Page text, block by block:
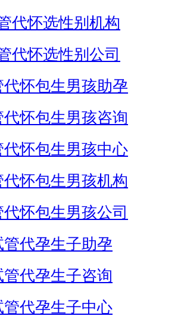
代怀选性别机构
代怀选性别公司
代怀包生男孩助孕
代怀包生男孩咨询
代怀包生男孩中心
代怀包生男孩机构
怀包生男孩公司
管代孕生子助孕
管代孕生子咨询
管代孕生子中心